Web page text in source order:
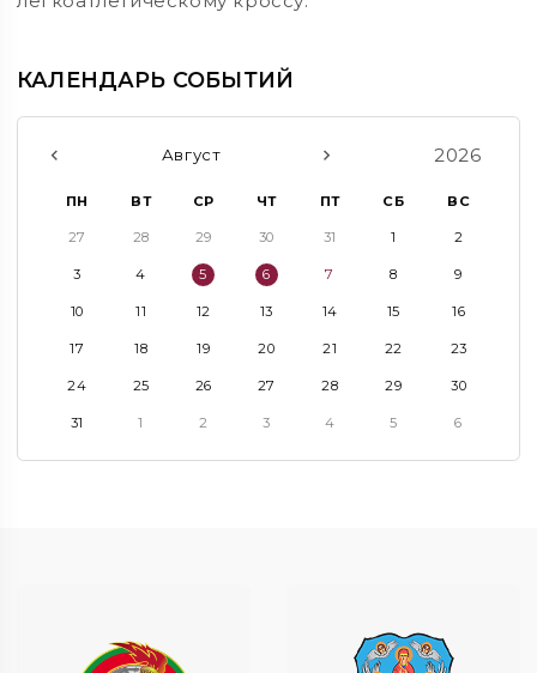
КАЛЕНДАРЬ СОБЫТИЙ
Август 2026
ПН ВТ СР ЧТ ПТ СБ ВС
27 28 29 30 31 1 2
3 4 5 6 7 8 9
10 11 12 13 14 15 16
17 18 19 20 21 22 23
24 25 26 27 28 29 30
31 1 2 3 4 5 6